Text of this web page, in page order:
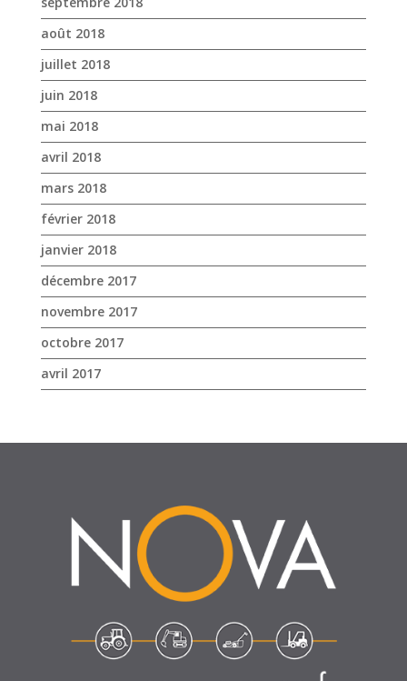
août 2018
juillet 2018
juin 2018
mai 2018
avril 2018
mars 2018
février 2018
janvier 2018
décembre 2017
novembre 2017
octobre 2017
avril 2017